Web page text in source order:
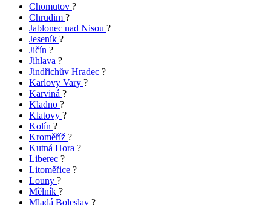
Chomutov ?
Chrudim ?
Jablonec nad Nisou ?
Jeseník ?
Jičín ?
Jihlava ?
Jindřichův Hradec ?
Karlovy Vary ?
Karviná ?
Kladno ?
Klatovy ?
Kolín ?
Kroměříž ?
Kutná Hora ?
Liberec ?
Litoměřice ?
Louny ?
Mělník ?
Mladá Boleslav ?